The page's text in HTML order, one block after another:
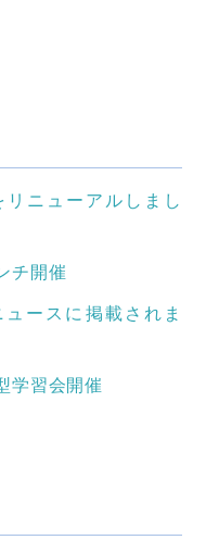
ニューアルしまし
チ開催
ースに掲載されま
習会開催